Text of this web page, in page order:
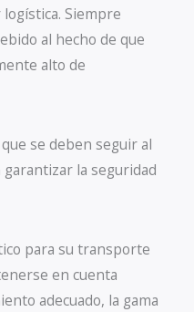
Siempre
al hecho de que
alto de
se deben seguir al
la seguridad
para su transporte
en cuenta
adecuado, la gama